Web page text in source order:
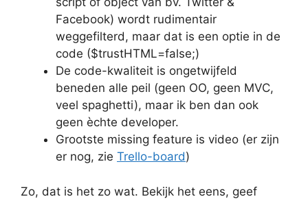
Facebook) wordt rudimentair
weggefilterd, maar dat is een optie in de
code ($trustHTML=false;)
De code-kwaliteit is ongetwijfeld
beneden alle peil (geen OO, geen MVC,
veel spaghetti), maar ik ben dan ook
geen èchte developer.
Grootste missing feature is video (er zijn
er nog, zie Trello-board)
Zo, dat is het zo wat. Bekijk het eens, geef